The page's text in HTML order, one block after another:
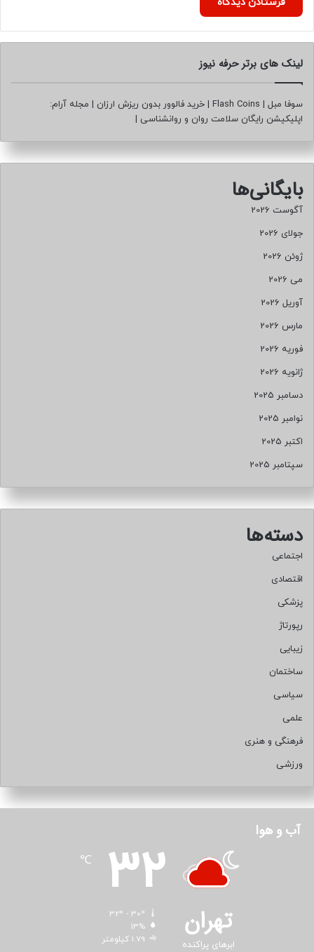
لینک های برتر حرفه نیوز
سوفا مبل |
Flash Coins
| خرید فالوور بدون ریزش ارزان | مجله آرام:
اپلیکیشن رایگان سلامت روان و روانشناسی |
بایگانی‌ها
آگوست 2026
جولای 2026
ژوئن 2026
می 2026
آوریل 2026
مارس 2026
فوریه 2026
ژانویه 2026
دسامبر 2025
نوامبر 2025
اکتبر 2025
سپتامبر 2025
دسته‌ها
اجتماعی
اقتصادی
پزشکی
رپورتاژ
زیبایی
ساختمان
سیاسی
علمی
فرهنگی و هنری
ورزشی
آب و هوا
تهران
ابرهای پراکنده
32
℃
13%
1.79 کیلومتر